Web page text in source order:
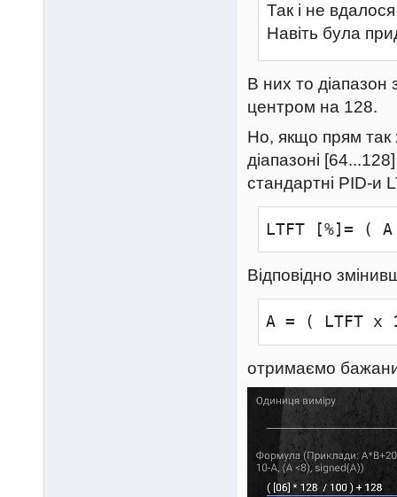
Так і не
Навіть була
В них то діапазон
центром на 128.
Но, якщо прям так
діапазоні
стандартні PID-и
LTFT [%]= (
Відповідно
A = ( LTFT x
отримаємо